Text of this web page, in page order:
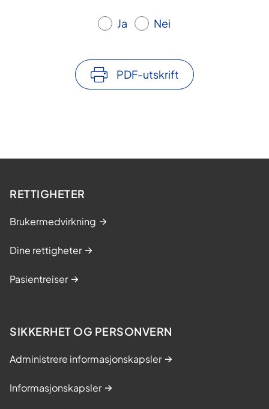
Ja Nei
PDF-utskrift
RETTIGHETER
Brukermedvirkning
Dine rettigheter
Pasientreiser
SIKKERHET OG PERSONVERN
Administrere informasjonskapsler
Informasjonskapsler